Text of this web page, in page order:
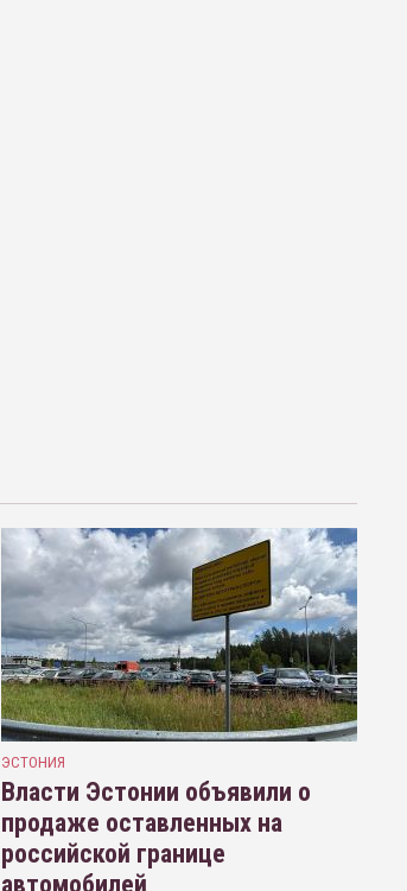
ЭСТОНИЯ
Власти Эстонии объявили о
продаже оставленных на
российской границе
автомобилей